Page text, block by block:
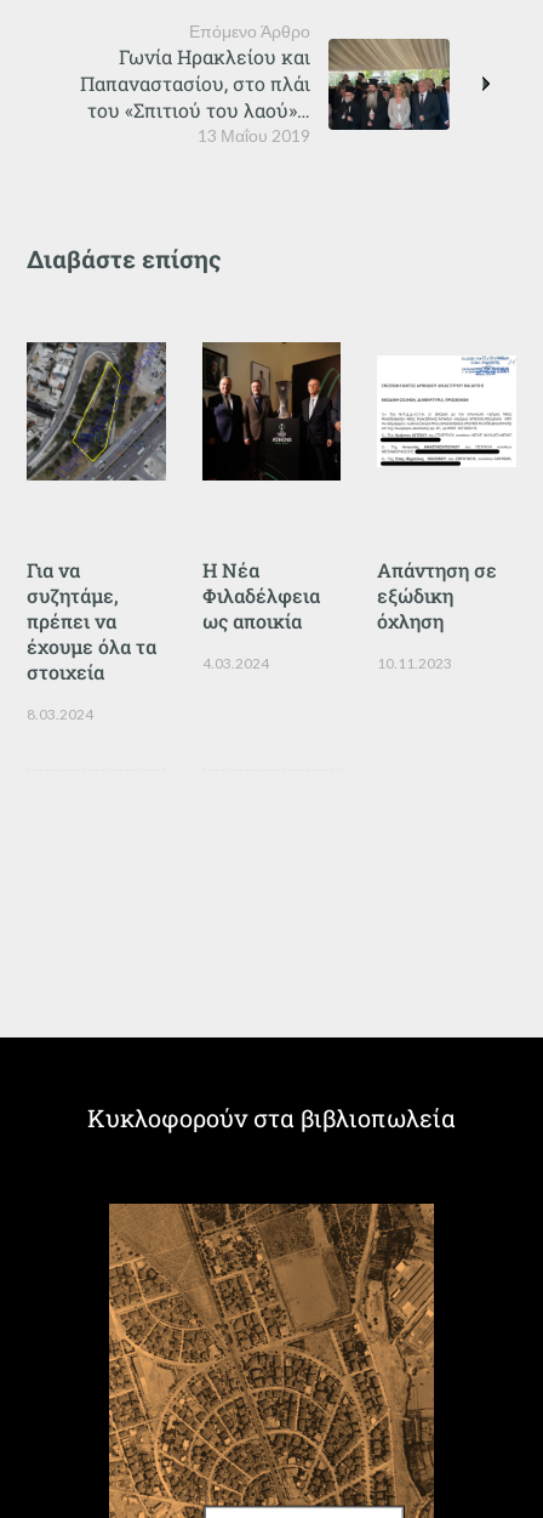
Επόμενο Άρθρο
13 Μαΐου 2019
Γωνία Ηρακλείου και
Παπαναστασίου, στο πλάι
του «Σπιτιού του λαού»…
Διαβάστε επίσης
Για να
συζητάμε,
πρέπει να
έχουμε όλα τα
στοιχεία
8.03.2024
Η Νέα
Φιλαδέλφεια
ως αποικία
4.03.2024
Απάντηση σε
εξώδικη
όχληση
10.11.2023
Κυκλοφορούν στα βιβλιοπωλεία